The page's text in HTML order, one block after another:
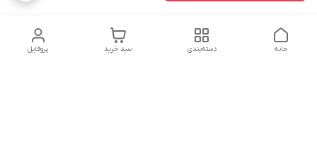
پروفایل سبد خرید دسته‌بندی خانه